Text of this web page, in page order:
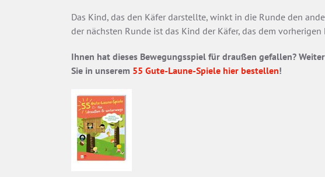
Das Kind, das den Käfer darstellte, winkt in die Runde den
der nächsten Runde ist das Kind der Käfer, das dem
Ihnen hat dieses Bewegungsspiel für draußen gefallen?
Sie in unserem 55 Gute-Laune-Spiele hier bestellen!